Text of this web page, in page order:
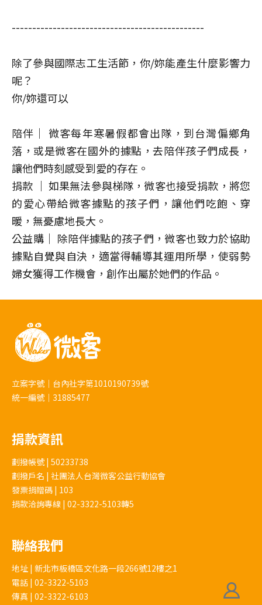
-----------------------------------------------
除了參與國際志工生活節，你/妳能產生什麼影響力
呢？
你/妳還可以
陪伴｜ 微客每年寒暑假都會出隊，到台灣偏鄉角
落，或是微客在國外的據點，去陪伴孩子們成長，
讓他們時刻感受到愛的存在。
捐款 ｜ 如果無法參與梯隊，微客也接受捐款，將您
的愛心帶給微客據點的孩子們，讓他們吃飽、穿
暖，無憂慮地長大。
公益購｜ 除陪伴據點的孩子們，微客也致力於協助
據點自覺與自決，適當得輔導其運用所學，使弱勢
婦女獲得工作機會，創作出屬於她們的作品。
立案字號｜台內社字第1010190739號
統一編號｜31885477
捐款資訊
劃撥帳號 | 50233738
劃撥戶名 | 社團法人台灣微客公益行動協會
發票捐贈碼 | 103
捐款洽詢專線 | 02-3322-5103轉5
聯絡我們
地址 | 新北市板橋區文化路一段266號12樓之1
電話 | 02-3322-5103
傳真 | 02-3322-6103